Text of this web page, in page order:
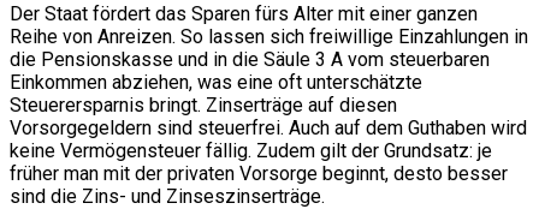
Der Staat fördert das Sparen fürs Alter mit einer ganzen
Reihe von Anreizen. So lassen sich freiwillige Einzahlungen in
die Pensionskasse und in die Säule 3 A vom steuerbaren
Einkommen abziehen, was eine oft unterschätzte
Steuerersparnis bringt. Zinserträge auf diesen
Vorsorgegeldern sind steuerfrei. Auch auf dem Guthaben wird
keine Vermögensteuer fällig. Zudem gilt der Grundsatz: je
früher man mit der privaten Vorsorge beginnt, desto besser
sind die Zins- und Zinseszinserträge.